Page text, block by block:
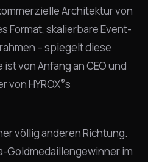
Architektur von
Format, skalierbare Event-
– spiegelt diese
von Anfang an CEO und
von HYROX®s
völlig anderen Richtung.
Goldmedaillengewinner im